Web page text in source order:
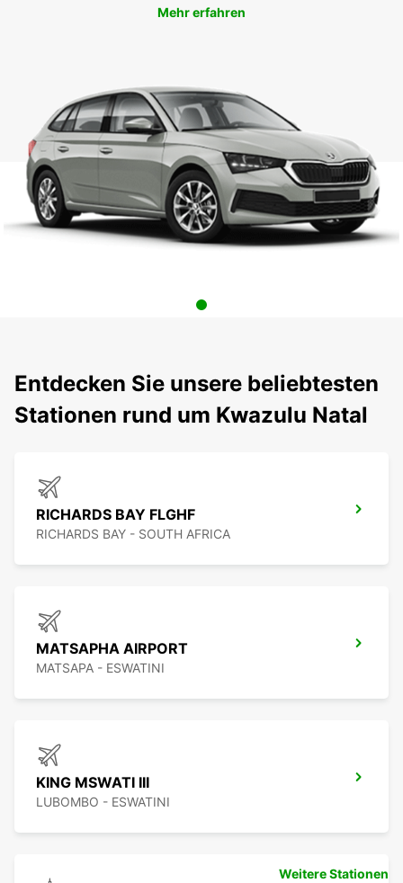
Mehr erfahren
Entdecken Sie unsere beliebtesten
Stationen rund um Kwazulu Natal
RICHARDS BAY FLGHF
RICHARDS BAY - SOUTH AFRICA
MATSAPHA AIRPORT
MATSAPA - ESWATINI
KING MSWATI III
LUBOMBO - ESWATINI
Weitere Stationen